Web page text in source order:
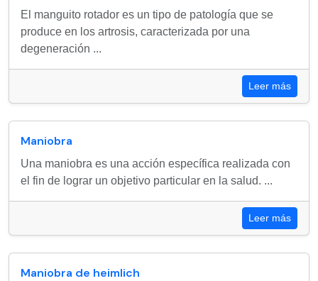
El manguito rotador es un tipo de patología que se
produce en los artrosis, caracterizada por una
degeneración ...
Leer más
Maniobra
Una maniobra es una acción específica realizada con
el fin de lograr un objetivo particular en la salud. ...
Leer más
Maniobra de heimlich